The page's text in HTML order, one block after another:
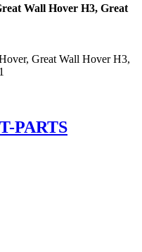
Wall Hover H3, Great
Great Wall Hover H3,
PARTS